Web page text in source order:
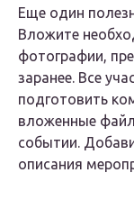
Еще один
Вложите
фотографии,
заранее. Все
подготовить
вложенные
событии.
описания